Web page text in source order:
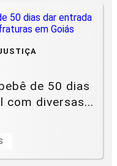
de 50 dias
com diversas...